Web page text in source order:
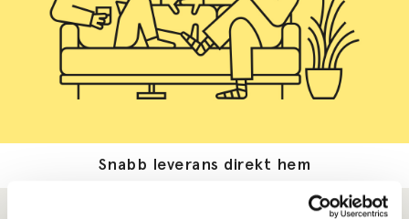
Snabb leverans direkt hem